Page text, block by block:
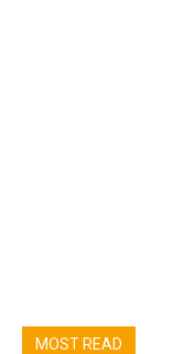
MOST READ